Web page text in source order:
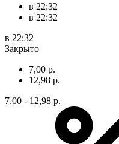
в 22:32
в 22:32
в 22:32
Закрыто
7,00 р.
12,98 р.
7,00 - 12,98 р.